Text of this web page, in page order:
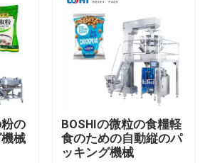
の
械
BOSHIの微粒の食糧軽
食のための自動縦のパ
ッキング機械